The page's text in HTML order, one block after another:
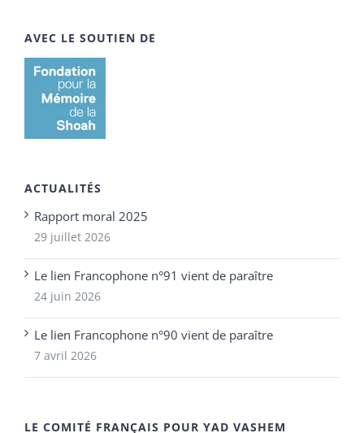
AVEC LE SOUTIEN DE
ACTUALITÉS
Rapport moral 2025
29 juillet 2026
Le lien Francophone n°91 vient de paraître
24 juin 2026
Le lien Francophone n°90 vient de paraître
7 avril 2026
LE COMITÉ FRANÇAIS POUR YAD VASHEM